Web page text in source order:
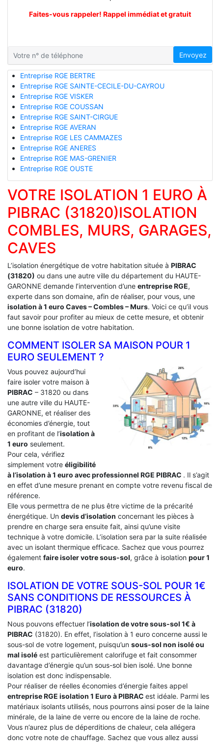
Faites-vous rappeler! Rappel immédiat et gratuit
Envoyez
Entreprise RGE BERTRE
Entreprise RGE SAINTE-CECILE-DU-CAYROU
Entreprise RGE VISKER
Entreprise RGE COUSSAN
Entreprise RGE SAINT-CIRGUE
Entreprise RGE AVERAN
Entreprise RGE LES CAMMAZES
Entreprise RGE ANERES
Entreprise RGE MAS-GRENIER
Entreprise RGE OUSTE
VOTRE ISOLATION 1 EURO À
PIBRAC (31820)ISOLATION
COMBLES, MURS, GARAGES,
CAVES
L’isolation énergétique de votre habitation située à PIBRAC
(31820) ou dans une autre ville du département du HAUTE-
GARONNE demande l’intervention d’une entreprise RGE,
experte dans son domaine, afin de réaliser, pour vous, une
isolation à 1 euro Caves – Combles – Murs. Voici ce qu’il vous
faut savoir pour profiter au mieux de cette mesure, et obtenir
une bonne isolation de votre habitation.
COMMENT ISOLER SA MAISON POUR 1
EURO SEULEMENT ?
Vous pouvez aujourd’hui
faire isoler votre maison à
PIBRAC – 31820 ou dans
une autre ville du HAUTE-
GARONNE, et réaliser des
économies d’énergie, tout
en profitant de l’isolation à
1 euro seulement.
Pour cela, vérifiez
simplement votre éligibilité
à l’isolation à 1 euro avec professionnel RGE PIBRAC . Il s’agit
en effet d’une mesure prenant en compte votre revenu fiscal de
référence.
Elle vous permettra de ne plus être victime de la précarité
énergétique. Un devis d’isolation concernant les pièces à
prendre en charge sera ensuite fait, ainsi qu’une visite
technique à votre domicile. L’isolation sera par la suite réalisée
avec un isolant thermique efficace. Sachez que vous pourrez
également faire isoler votre sous-sol, grâce à isolation pour 1
euro.
ISOLATION DE VOTRE SOUS-SOL POUR 1€
SANS CONDITIONS DE RESSOURCES À
‎PIBRAC (31820)
Nous pouvons effectuer l’isolation de votre sous-sol 1€ à
PIBRAC (31820). En effet, l’isolation à 1 euro concerne aussi le
sous-sol de votre logement, puisqu’un sous-sol non isolé ou
mal isolé est particulièrement calorifuge et fait consommer
davantage d’énergie qu’un sous-sol bien isolé. Une bonne
isolation est donc indispensable.
Pour réaliser de réelles économies d’énergie faites appel
entreprise RGE isolation 1 Euro à PIBRAC est idéale. Parmi les
matériaux isolants utilisés, nous pourrons ainsi poser de la laine
minérale, de la laine de verre ou encore de la laine de roche.
Vous n’aurez plus de déperditions de chaleur, cela allégera
donc votre note de chauffage. Sachez que vous allez aussi